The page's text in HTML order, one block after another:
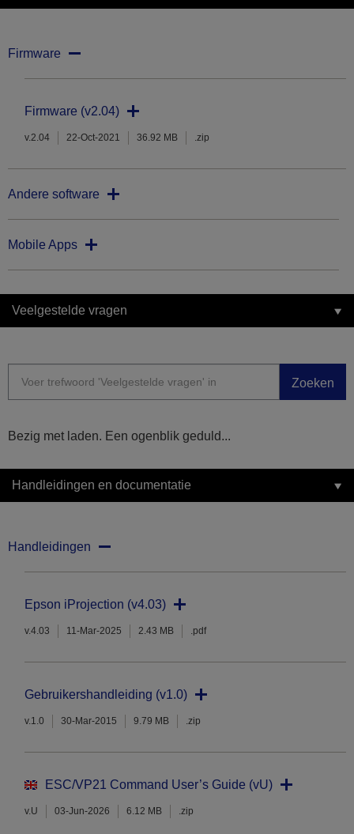
Firmware
Firmware (v2.04)
v.2.04 22-Oct-2021 36.92 MB .zip
Andere software
Mobile Apps
Veelgestelde vragen
Zoeken
Bezig met laden. Een ogenblik geduld...
Handleidingen en documentatie
Handleidingen
Epson iProjection (v4.03)
v.4.03 11-Mar-2025 2.43 MB .pdf
Gebruikershandleiding (v1.0)
v.1.0 30-Mar-2015 9.79 MB .zip
ESC/VP21 Command User’s Guide (vU)
v.U 03-Jun-2026 6.12 MB .zip